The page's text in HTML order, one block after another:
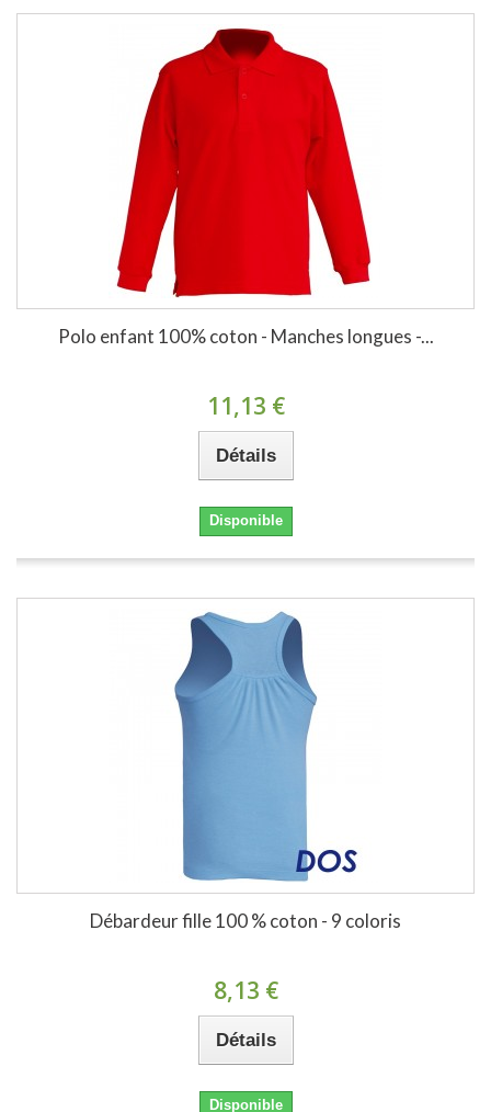
Polo enfant 100% coton - Manches longues -...
11,13 €
Détails
Disponible
Débardeur fille 100 % coton - 9 coloris
8,13 €
Détails
Disponible